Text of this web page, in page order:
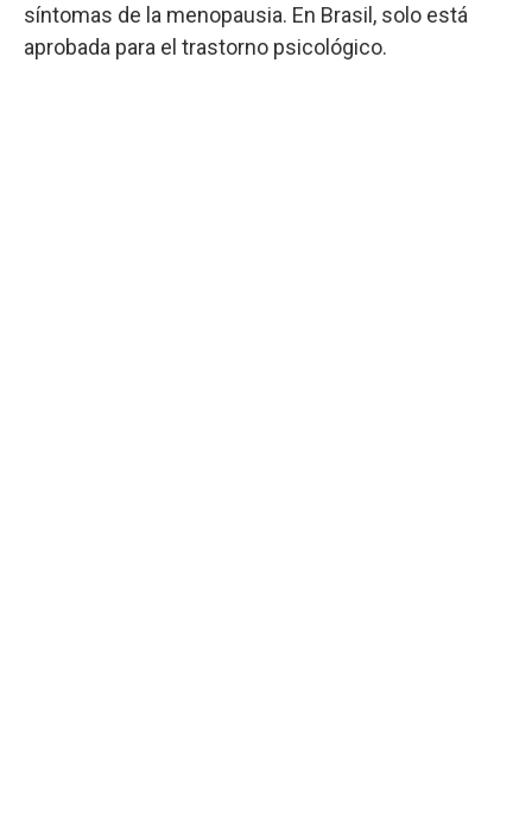
síntomas de la menopausia. En Brasil, solo está
aprobada para el trastorno psicológico.